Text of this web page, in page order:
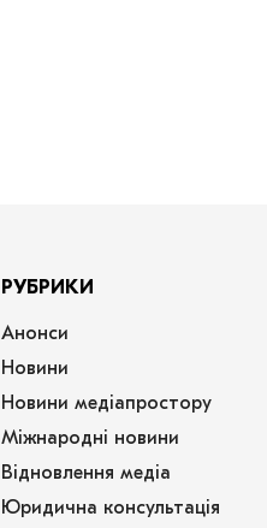
РУБРИКИ
Анонси
Новини
Новини медіапростору
Міжнародні новини
Відновлення медіа
Юридична консультація